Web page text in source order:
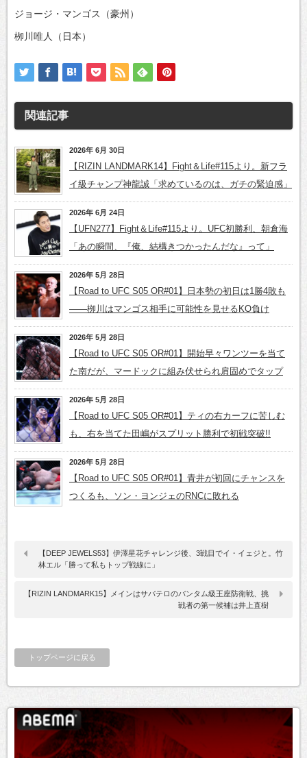
ジョージ・マンゴス（豪州）
栁川唯人（日本）
関連記事
2026年 6月 30日
【RIZIN LANDMARK14】Fight＆Life#115より。新フラ
イ級チャンプ神龍誠「求めているのは、ガチの緊迫感」
2026年 6月 24日
【UFN277】Fight＆Life#115より。UFC初勝利、朝倉海
「あの瞬間、『俺、結構きつかったんだな』って」
2026年 5月 28日
【Road to UFC S05 OR#01】日本勢の初日は1勝4敗も
――栁川はマンゴス相手に可能性を見せるKO負け
2026年 5月 28日
【Road to UFC S05 OR#01】開始早々ワンツーを当て
た南だが、マードックに組み伏せられ肩固めでタップ
2026年 5月 28日
【Road to UFC S05 OR#01】ティの右カーフに苦しむ
も、右を当てた田嶋がスプリット勝利で初戦突破!!
2026年 5月 28日
【Road to UFC S05 OR#01】青井が初回にチャンスを
つくるも、ソン・ヨンジェのRNCに敗れる
【DEEP JEWELS53】伊澤星花チャレンジ後、3戦目でイ・イェジと。竹
林エル「勝って私もトップ戦線に」
【RIZIN LANDMARK15】メインはサバテロのバンタム級王座防衛戦、挑
戦者の第一候補は井上直樹
トップページに戻る